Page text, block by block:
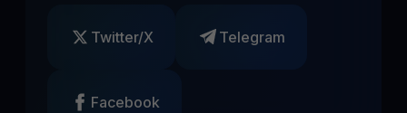
Twitter/X Telegram
Facebook